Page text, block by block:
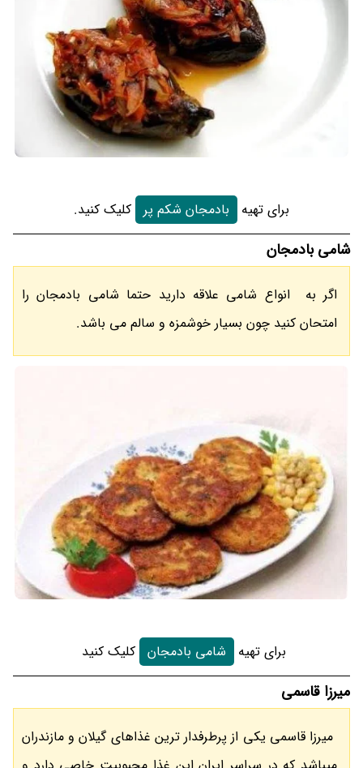
برای تهیه بادمجان شکم پر کلیک کنید.
شامی بادمجان
اگر به انواع شامی علاقه دارید حتما شامی بادمجان را
امتحان کنید چون بسیار خوشمزه و سالم می باشد.
برای تهیه شامی بادمجان کلیک کنید
میرزا قاسمی
میرزا قاسمی یکی از پرطرفدار ترین غذاهای گیلان و مازندران